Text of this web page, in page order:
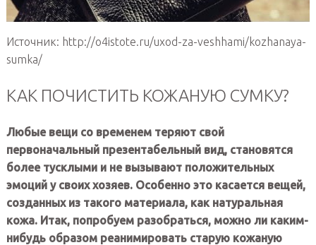
Источник: http://o4istote.ru/uxod-za-veshhami/kozhanaya-
sumka/
КАК ПОЧИСТИТЬ КОЖАНУЮ СУМКУ?
Любые вещи со временем теряют свой
первоначальный презентабельный вид, становятся
более тусклыми и не вызывают положительных
эмоций у своих хозяев. Особенно это касается вещей,
созданных из такого материала, как натуральная
кожа. Итак, попробуем разобраться, можно ли каким-
нибудь образом реанимировать старую кожаную